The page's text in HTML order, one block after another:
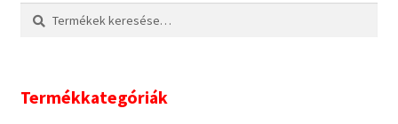
Keresés
Keresés
Termékkategóriák